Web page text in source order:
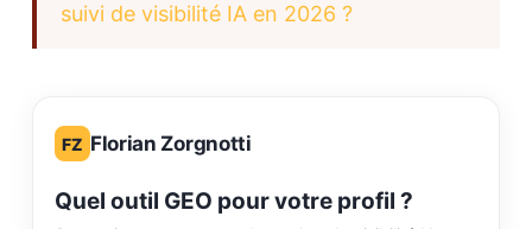
suivi de visibilité IA en 2026 ?
FZ Florian Zorgnotti
Quel outil GEO pour votre profil ?